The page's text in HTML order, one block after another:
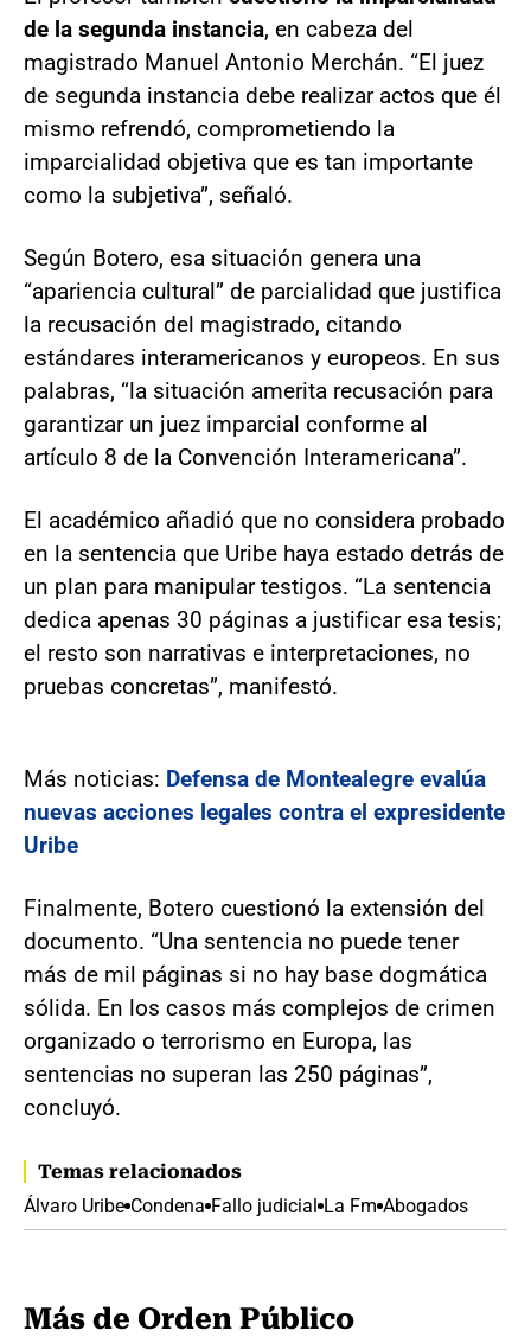
de la segunda instancia, en cabeza del
magistrado Manuel Antonio Merchán. “El juez
de segunda instancia debe realizar actos que él
mismo refrendó, comprometiendo la
imparcialidad objetiva que es tan importante
como la subjetiva”, señaló.
Según Botero, esa situación genera una
“apariencia cultural” de parcialidad que justifica
la recusación del magistrado, citando
estándares interamericanos y europeos. En sus
palabras, “la situación amerita recusación para
garantizar un juez imparcial conforme al
artículo 8 de la Convención Interamericana”.
El académico añadió que no considera probado
en la sentencia que Uribe haya estado detrás de
un plan para manipular testigos. “La sentencia
dedica apenas 30 páginas a justificar esa tesis;
el resto son narrativas e interpretaciones, no
pruebas concretas”, manifestó.
Más noticias: Defensa de Montealegre evalúa
nuevas acciones legales contra el expresidente
Uribe
Finalmente, Botero cuestionó la extensión del
documento. “Una sentencia no puede tener
más de mil páginas si no hay base dogmática
sólida. En los casos más complejos de crimen
organizado o terrorismo en Europa, las
sentencias no superan las 250 páginas”,
concluyó.
Temas relacionados
Álvaro Uribe Condena Fallo judicial La Fm Abogados
Más de Orden Público